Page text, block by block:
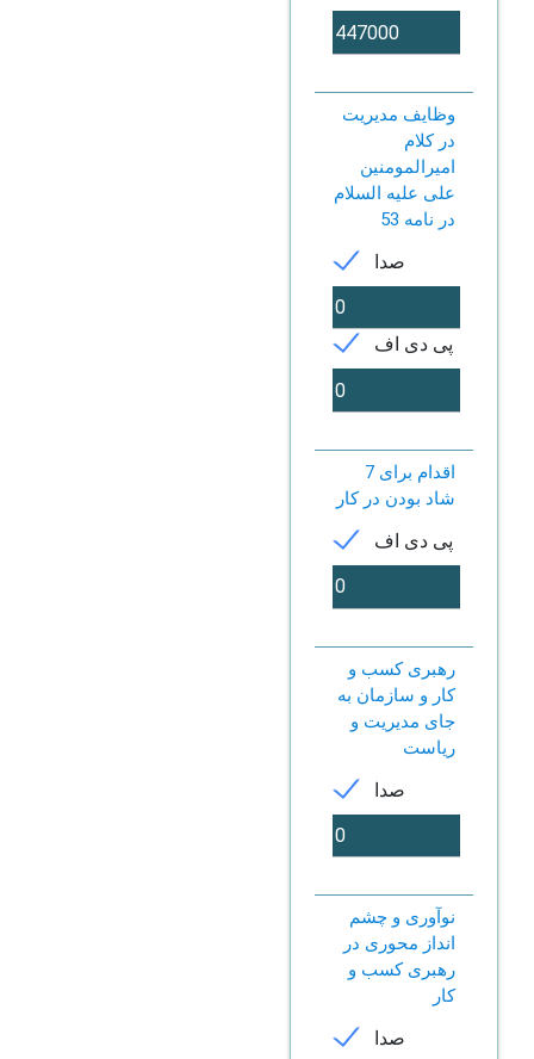
وظایف مدیریت
در کلام
امیرالمومنین
علی علیه السلام
در نامه 53
صدا
پی دی اف
7 اقدام برای
شاد بودن در کار
پی دی اف
رهبری کسب و
کار و سازمان به
جای مدیریت و
ریاست
صدا
نوآوری و چشم
انداز محوری در
رهبری کسب و
کار
صدا